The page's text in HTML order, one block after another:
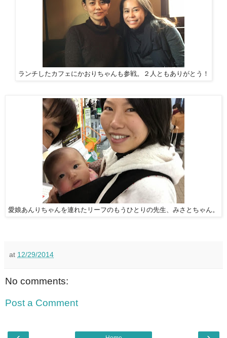
ランチしたカフェにかおりちゃんも参戦。２人ともありがとう！
愛娘あんりちゃんを連れたリーフのもうひとりの先生、みさとちゃん。
at 12/29/2014
No comments:
Post a Comment